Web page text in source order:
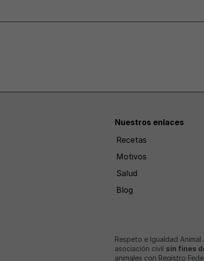
Nuestros enlaces
Recetas
Motivos
Salud
Blog
Respeto e Igualdad
asociación civil sin fines
animales con Registro